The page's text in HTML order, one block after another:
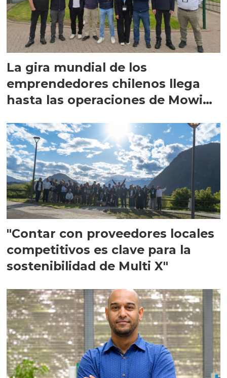
La gira mundial de los
emprendedores chilenos llega
hasta las operaciones de Mowi
"Contar con proveedores locales
competitivos es clave para la
sostenibilidad de Multi X"